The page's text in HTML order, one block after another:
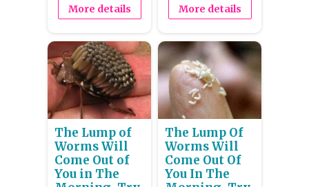
More details More details
The Lump of
Worms Will
Come Out of
You in The
The Lump Of
Worms Will
Come Out Of
You In The